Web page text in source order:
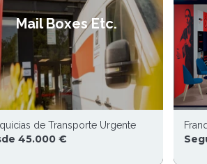
Mail Boxes Etc.
de Transporte Urgente
45.000 €